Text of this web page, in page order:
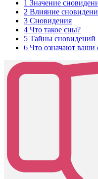
1 Значение
2 Влияние
3 Сновидения
4 Что такое сны?
5 Тайны сновидений
6 Что означают ваши